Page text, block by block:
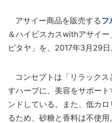
アサイー商品を販売するフ
＆ハイビスカスwithアサイ
ピタヤ」を、2017年3月29日
コンセプトは「リラックス
すハーブに、美容をサポー
ンドしている。また、低カ
るため、砂糖と香料は不使用。